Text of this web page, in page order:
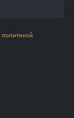
политикой